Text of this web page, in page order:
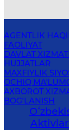
AGENTLIK
FAOLIYAT
DAVLAT
HUJJATLAR
MAXFIYLIK
OCHIQ
AXBOROT
BOG‘LANISH